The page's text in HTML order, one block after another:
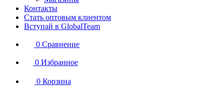
Контакты
Стать оптовым клиентом
Вступай в GlobalTeam
0 Сравнение
0 Избранное
0 Корзина